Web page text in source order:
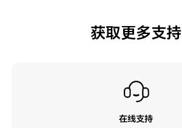
获取更多支持
在线支持